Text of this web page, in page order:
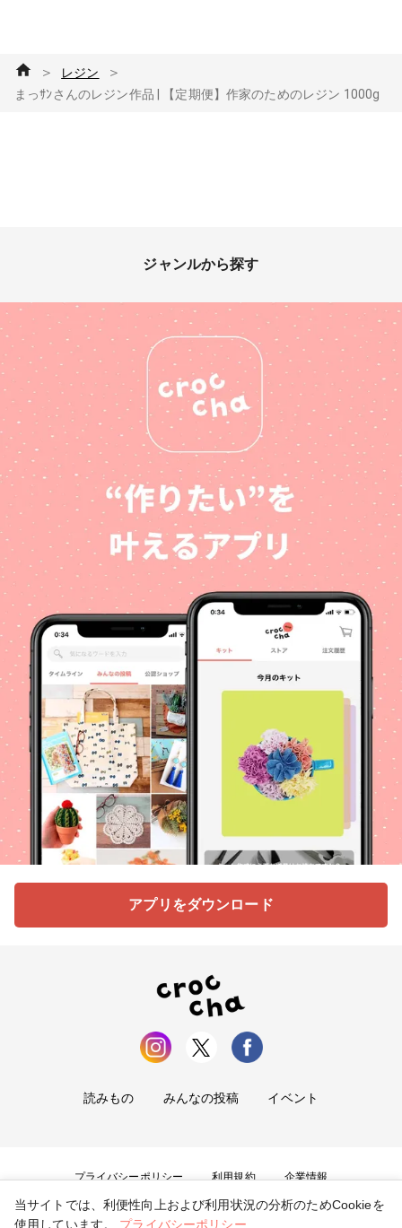
＞ レジン ＞
まっｻﾝさんのレジン作品 | 【定期便】作家のためのレジン 1000g
ジャンルから探す
アプリをダウンロード
読みもの みんなの投稿 イベント
プライバシーポリシー 利用規約 企業情報
お問い合わせ
当サイトでは、利便性向上および利用状況の分析のためCookieを
使用しています。
プライバシーポリシー